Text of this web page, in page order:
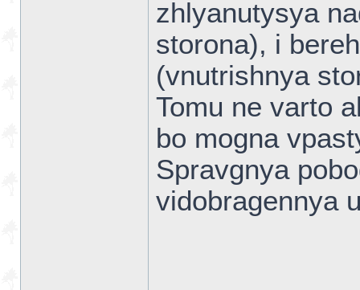
zhlyanutysya
storona), i
(vnutrishnya
Tomu ne varto
bo mogna
Spravgnya
vidobragennya